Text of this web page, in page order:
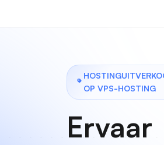
OP VPS-HOSTING
Ervaar